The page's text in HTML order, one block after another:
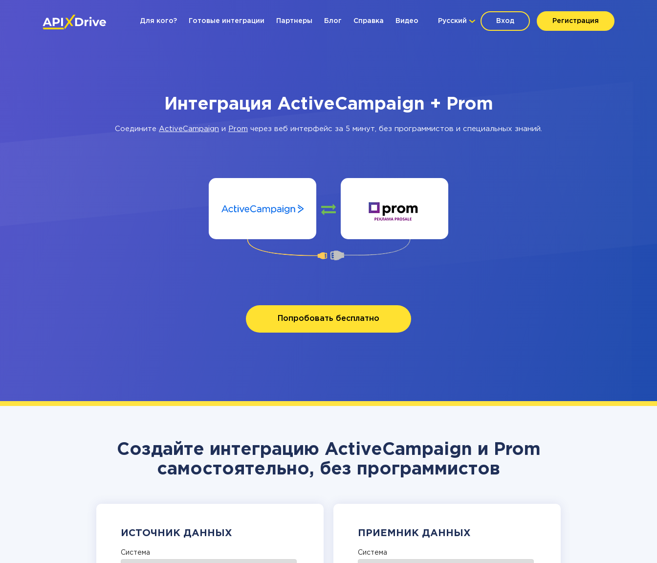
Вход Регистрация
Русский
Для кого? Готовые интеграции Партнеры Блог Справка Видео
Интеграция ActiveCampaign + Prom
Соедините ActiveCampaign и Prom через веб интерфейс за 5 минут, без программистов и специальных знаний.
Попробовать бесплатно
Создайте интеграцию ActiveCampaign и Prom
самостоятельно, без программистов
ИСТОЧНИК ДАННЫХ
Система
ПРИЕМНИК ДАННЫХ
Система